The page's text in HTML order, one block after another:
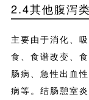
2.4其他腹泻
主要由于消化、
食、食谱改变、
肠病、急性出血
病等。结肠憩室